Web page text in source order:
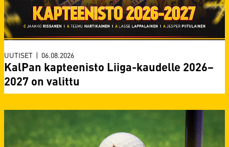
KalPan kapteenisto Liiga-kaudelle 2026–
2027 on valittu
UUTISET | 06.08.2026